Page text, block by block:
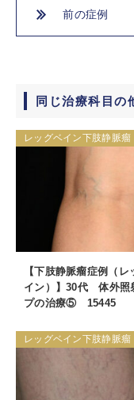
前の症例
同じ治療科目の
レッグベイン下肢静脈瘤
【下肢静脈瘤症例（レ
イン）】30代 体外照
プの治療⑤ 15445
レッグベイン下肢静脈瘤